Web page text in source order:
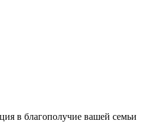
в благополучие вашей семьи